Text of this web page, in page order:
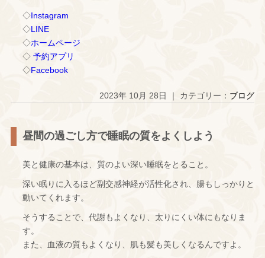
◇Instagram
◇LINE
◇ホームページ
◇ 予約アプリ
◇Facebook
2023年 10月 28日 ｜ カテゴリー： ブログ
昼間の過ごし方で睡眠の質をよくしよう
美と健康の基本は、質のよい深い睡眠をとること。
深い眠りに入るほど副交感神経が活性化され、腸もしっかりと
動いてくれます。
そうすることで、代謝もよくなり、太りにくい体にもなりま
す。
また、血液の質もよくなり、肌も髪も美しくなるんですよ。